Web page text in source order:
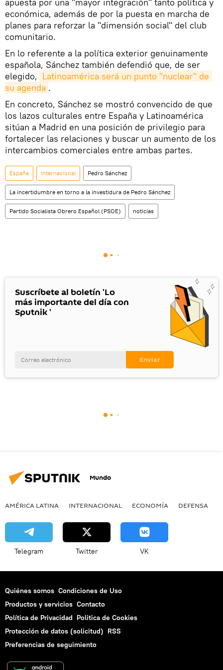
económica, además de por la puesta en marcha de
planes para reforzar la "dimensión social" del club
comunitario.
En lo referente a la política exterior genuinamente
española, Sánchez también defendió que, de ser
elegido, Latinoamérica será un punto "nuclear" de
su agenda .
En concreto, Sánchez se mostró convencido de que
los lazos culturales entre España y Latinoamérica
sitúan a Madrid en una posición de privilegio para
fortalecer las relaciones y buscar un aumento de los
intercambios comerciales entre ambas partes.
España Internacional Pedro Sánchez
La incertidumbre en torno a la investidura de Pedro Sánchez
Partido Socialista Obrero Español (PSOE) noticias
Suscríbete al boletín 'Lo
más importante del día con
Sputnik '
Mundo
AMÉRICA LATINA INTERNACIONAL ECONOMÍA DEFENSA
Telegram Twitter VK
Quiénes somos Condiciones de Uso
Productos y servicios Contacto
Política de Privacidad Politica de Cookies
Protección de datos (solicitud) RSS
Preferencias de seguimiento